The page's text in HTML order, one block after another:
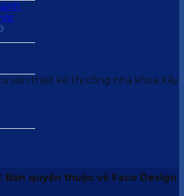
Bản quyền thuộc về Faco Design